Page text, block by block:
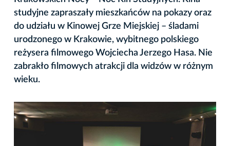
studyjne zapraszały mieszkańców na pokazy oraz
do udziału w Kinowej Grze Miejskiej – śladami
urodzonego w Krakowie, wybitnego polskiego
reżysera filmowego Wojciecha Jerzego Hasa. Nie
zabrakło filmowych atrakcji dla widzów w różnym
wieku.